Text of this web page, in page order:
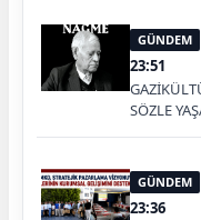
GÜNDEM
23:51
SÖZLE
GÜNDEM
23:36